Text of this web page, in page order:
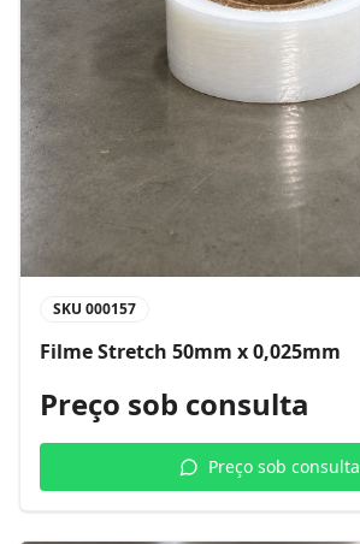
SKU 000157
Filme Stretch 50mm x 0,025mm
Preço sob consulta
Preço sob consulta